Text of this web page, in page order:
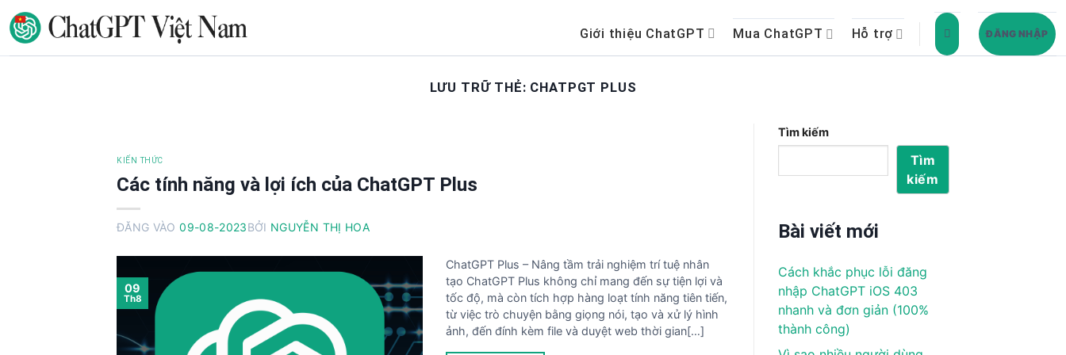
u
Giới thiệu ChatGPT Mua ChatGPT Hỗ trợ ĐĂNG NHẬP
LƯU TRỮ THẺ: CHATPGT PLUS
KIẾN THỨC
Các tính năng và lợi ích của ChatGPT Plus
ĐĂNG VÀO09-08-2023BỞI NGUYỄN THỊ HOA
09
Th8
ChatGPT Plus – Nâng tầm trải nghiệm trí tuệ nhân
tạo ChatGPT Plus không chỉ mang đến sự tiện lợi và
tốc độ, mà còn tích hợp hàng loạt tính năng tiên tiến,
từ việc trò chuyện bằng giọng nói, tạo và xử lý hình
ảnh, đến đính kèm file và duyệt web thời gian[…]
Tìm kiếm
Tìm
kiếm
Bài viết mới
Cách khắc phục lỗi đăng
nhập ChatGPT iOS 403
nhanh và đơn giản (100%
thành công)